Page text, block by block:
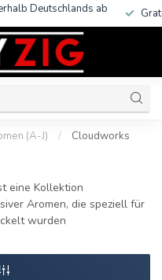
Deutschlands ab
(A-J) / Cloudworks
eine Kollektion
Aromen, die speziell für
wurden